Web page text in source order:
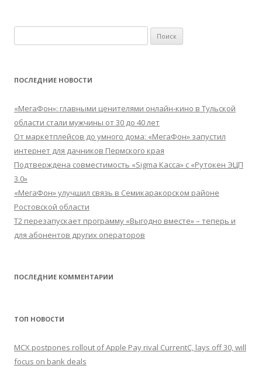
ПОСЛЕДНИЕ НОВОСТИ
«МегаФон»: главными ценителями онлайн-кино в Тульской
области стали мужчины от 30 до 40 лет
От маркетплейсов до умного дома: «МегаФон» запустил
интернет для дачников Пермского края
Подтверждена совместимость «Sigma Касса» с «Рутокен ЭЦП
3.0»
«МегаФон» улучшил связь в Семикаракорском районе
Ростовской области
Т2 перезапускает программу «Выгодно вместе» – теперь и
для абонентов других операторов
ПОСЛЕДНИЕ КОММЕНТАРИИ
ТОП НОВОСТИ
MCX postpones rollout of Apple Pay rival CurrentC, lays off 30, will
focus on bank deals